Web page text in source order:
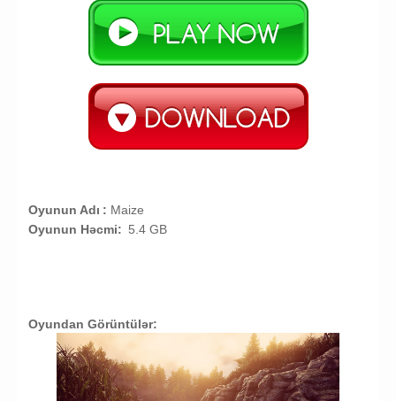
Oyunun Adı : Maize
Oyunun Həcmi: 5.4 GB
Oyundan Görüntülər: